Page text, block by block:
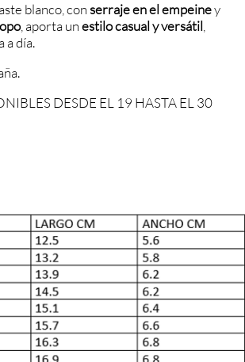
blanco, conserraje en el empeiney
, aporta unestilo casual y versátil,
a día.
DESDE EL 19 HASTA EL 30